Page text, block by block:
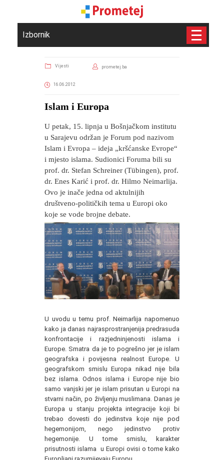
Izbornik
Vijesti prometej.ba
16.06.2012
Islam i Europa
U petak, 15. lipnja u Bošnjačkom institutu
u Sarajevu održan je Forum pod nazivom
Islam i Evropa – ideja „kršćanske Evrope“
i mjesto islama. Sudionici Foruma bili su
prof. dr. Stefan Schreiner (Tübingen), prof.
dr. Enes Karić i prof. dr. Hilmo Neimarlija.
Ovo je inače jedna od aktulnijih
društveno-političkih tema u Europi oko
koje se vode brojne debate.
U uvodu u temu prof. Neimarlija napomenuo
kako ja danas najrasprostranjenija predrasuda
konfrontacije i razjedninjenosti islama i
Europe. Smatra da je to pogrešno jer je islam
geografska i povijesna realnost Europe. U
geografskom smislu Europa nikad nije bila
bez islama. Odnos islama i Europe nije bio
samo vanjski jer je islam prisutan u Europi na
stvarni način, po življenju muslimana. Danas je
Europa u stanju projekta integracije koji bi
trebao dovesti do jedinstva koje nije pod
hegemonijom, nego jedinstvo protiv
hegemonije. U tome smislu, karakter
prisutnosti islama u Europi ovisi o tome kako